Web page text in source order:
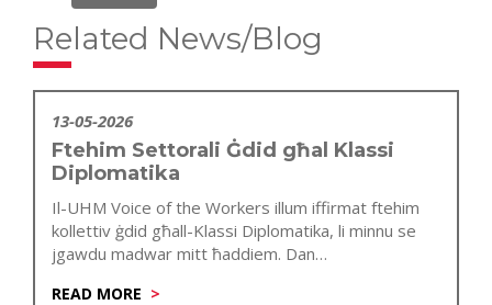
Related News/Blog
13-05-2026
Ftehim Settorali Ġdid għal Klassi
Diplomatika
Il-UHM Voice of the Workers illum iffirmat ftehim
kollettiv ġdid għall-Klassi Diplomatika, li minnu se
jgawdu madwar mitt ħaddiem. Dan…
READ MORE